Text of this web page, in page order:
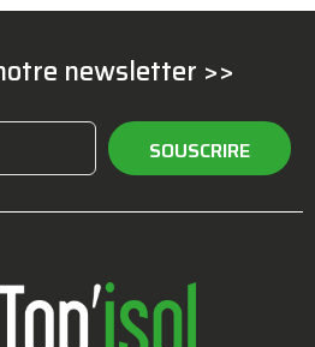
newsletter >>
SOUSCRIRE